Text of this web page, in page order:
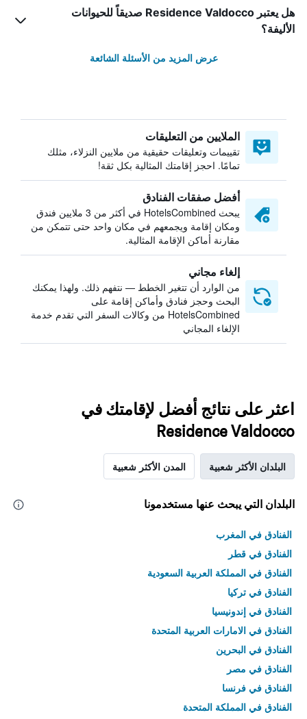
هل يعتبر Residence Valdocco صديقاً للحيوانات
الأليفة؟
عرض المزيد من الأسئلة الشائعة
الملايين من التعليقات
تقييمات وتعليقات حقيقية من ملايين النزلاء، مثلك
تمامًا. احجز إقامتك المثالية بكل ثقة!
أفضل صفقات الفنادق
يبحث HotelsCombined في أكثر من 3 ملايين فندق
ومكان إقامة ويجمعهم في مكان واحد حتى تتمكن من
مقارنة أماكن الإقامة المثالية.
إلغاء مجاني
من الوارد أن تتغير الخطط — نتفهم ذلك. ولهذا يمكنك
البحث وحجز فنادق وأماكن إقامة على
HotelsCombined من وكالات السفر التي تقدم خدمة
الإلغاء المجاني
اعثر على نتائج أفضل لإقامتك في
Residence Valdocco
البلدان الأكثر شعبية المدن الأكثر شعبية
البلدان التي يبحث عنها مستخدمونا
الفنادق في المغرب
الفنادق في قطر
الفنادق في المملكة العربية السعودية
الفنادق في تركيا
الفنادق في إندونيسيا
الفنادق في الامارات العربية المتحدة
الفنادق في البحرين
الفنادق في مصر
الفنادق في فرنسا
الفنادق في المملكة المتحدة